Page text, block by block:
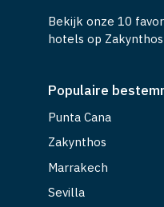
hotels op Zakynthos
Punta Cana
Zakynthos
Marrakech
Sevilla